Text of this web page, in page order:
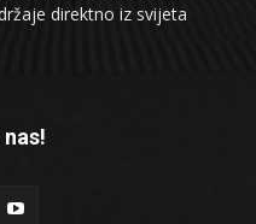
direktno iz svijeta